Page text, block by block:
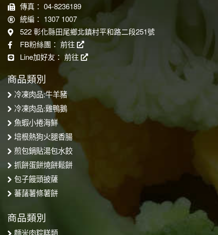
傳真： 04-8236189
統編： 1307 1007
522 彰化縣田尾鄉北鎮村平和路二段251號
FB粉絲團： 前往
Line加好友： 前往
商品類別
冷凍肉品:牛羊豬
冷凍肉品:雞鴨鵝
魚蝦小捲海鮮
培根熱狗火腿香腸
煎包鍋貼湯包水餃
抓餅蛋餅燒餅鬆餅
包子饅頭披薩
蕃藷薯條薯餅
商品類別
麵米肉粽糕類